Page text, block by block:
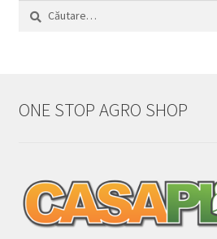
Caută
ONE STOP AGRO SHOP